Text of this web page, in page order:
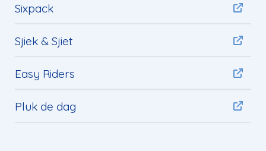
Sixpack
Sjiek & Sjiet
Easy Riders
Pluk de dag